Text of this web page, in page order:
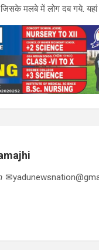
मलबे में लोग दब गये. यहां